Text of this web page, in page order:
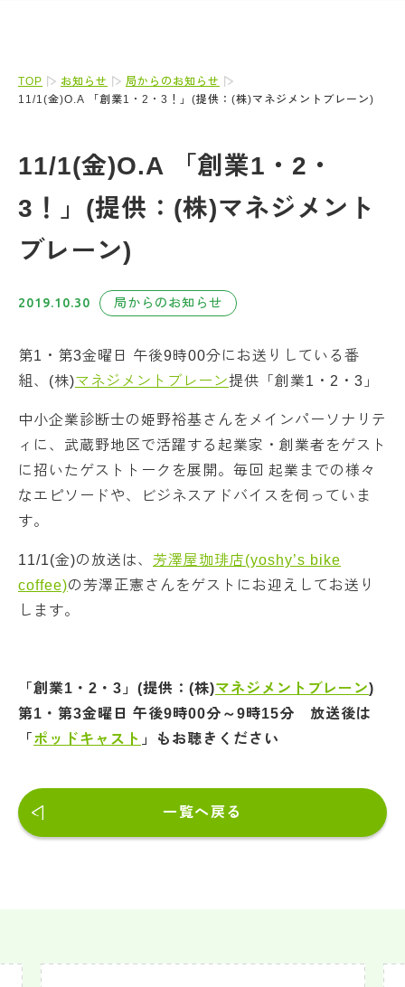
TOP お知らせ
局からのお知らせ
11/1(金)O.A 「創業1・2・3！」(提供：(株)マネジメントブレーン)
11/1(金)O.A 「創業1・2・
3！」(提供：(株)マネジメント
ブレーン)
2019.10.30 局からのお知らせ
第1・第3金曜日 午後9時00分にお送りしている番
組、(株)マネジメントブレーン提供「創業1・2・3」
中小企業診断士の姫野裕基さんをメインパーソナリテ
ィに、武蔵野地区で活躍する起業家・創業者をゲスト
に招いたゲストトークを展開。毎回 起業までの様々
なエピソードや、ビジネスアドバイスを伺っていま
す。
11/1(金)の放送は、 芳澤屋珈琲店(yoshy’s bike
coffee)の芳澤正憲さんをゲストにお迎えしてお送り
します。
「創業1・2・3」(提供：(株)マネジメントブレーン)
第1・第3金曜日 午後9時00分～9時15分 放送後は
「 ポッドキャスト 」もお聴きください
一覧へ戻る